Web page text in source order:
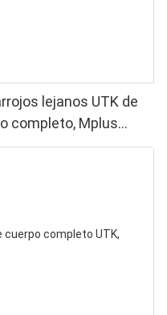
lejanos UTK de
completo, Mplus